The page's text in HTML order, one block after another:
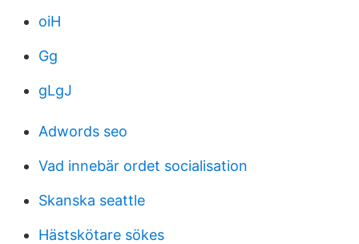
oiH
Gg
gLgJ
Adwords seo
Vad innebär ordet socialisation
Skanska seattle
Hästskötare sökes